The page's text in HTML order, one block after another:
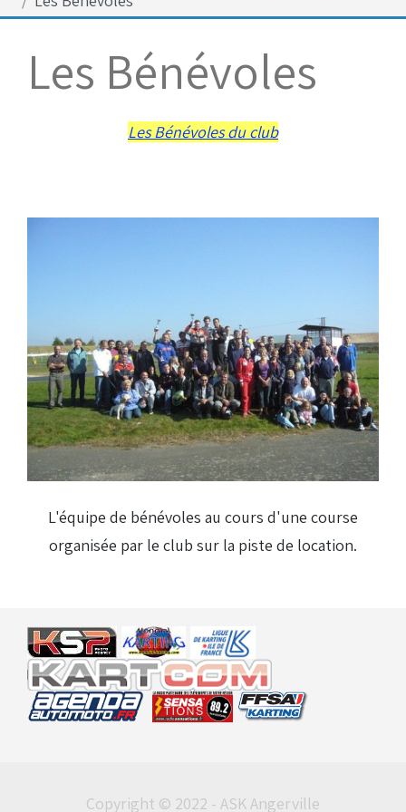
Les Bénévoles
Les Bénévoles du club
L'équipe de bénévoles au cours d'une course
organisée par le club sur la piste de location.
Copyright © 2022 - ASK Angerville
Bénévoles
Les 50 ans du club
Dons aux associations
Equipements Vidéo
Droits de piste